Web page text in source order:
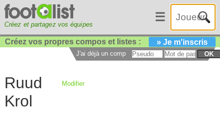
Créez et partagez vos équipes
☰
Créez vos propres compos et listes : » Je m'inscris
J'ai déjà un compte : OK
Ruud
Krol
Modifier